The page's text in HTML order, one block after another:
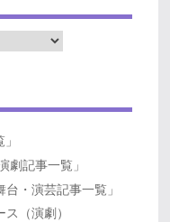
劇記事一覧」
・演芸記事一覧」
（演劇）